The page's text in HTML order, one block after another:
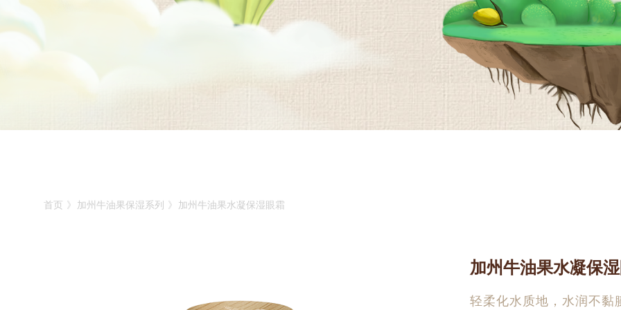
首页 》 加州牛油果保湿系列 》 加州牛油果水凝保湿眼霜
加州牛油果水凝保
轻柔化水质地，水润不黏